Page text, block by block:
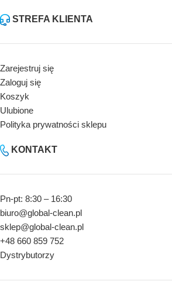
STREFA KLIENTA
Zarejestruj się
Zaloguj się
Koszyk
Ulubione
Polityka prywatności sklepu
KONTAKT
Pn-pt: 8:30 – 16:30
biuro@global-clean.pl
sklep@global-clean.pl
+48 660 859 752
Dystrybutorzy